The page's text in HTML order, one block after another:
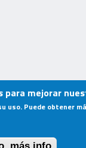
para mejorar
uso. Puede obtener